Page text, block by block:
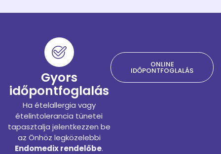
Gyors
időpontfoglalás
Ha ételallergia vagy
ételintolerancia tünetei
tapasztalja jelentkezzen be
az Önhöz legközelebbi
Endomedix rendelőbe.
ONLINE
IDŐPONTFOGLALÁS